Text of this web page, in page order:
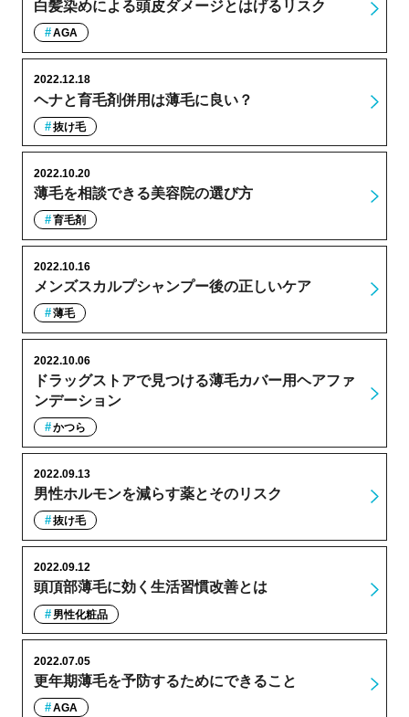
白髪染めによる頭皮ダメージとはげるリスク
AGA
ヘナと育毛剤併用は薄毛に良い？
2022.12.18
抜け毛
薄毛を相談できる美容院の選び方
2022.10.20
育毛剤
メンズスカルプシャンプー後の正しいケア
2022.10.16
薄毛
ドラッグストアで見つける薄毛カバー用ヘアファ
ンデーション
2022.10.06
かつら
男性ホルモンを減らす薬とそのリスク
2022.09.13
抜け毛
頭頂部薄毛に効く生活習慣改善とは
2022.09.12
男性化粧品
更年期薄毛を予防するためにできること
2022.07.05
AGA